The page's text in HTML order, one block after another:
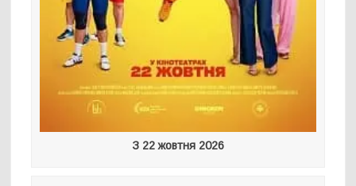
З 22 жовтня 2026